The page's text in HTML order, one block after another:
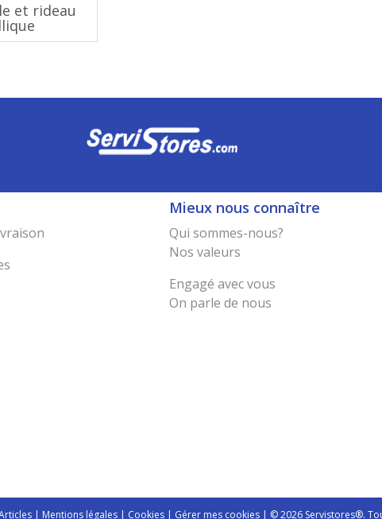
et rideau
Mieux nous connaître
Qui sommes-nous?
Nos valeurs
Engagé avec vous
On parle de nous
| Mentions légales | Cookies | Gérer mes cookies | © 2026 Servistores®.